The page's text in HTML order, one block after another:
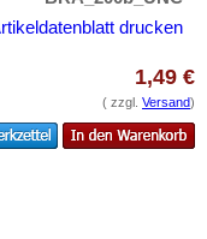
drucken
1,49 €
( zzgl. Versand)